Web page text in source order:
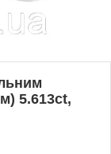
5.613ct,